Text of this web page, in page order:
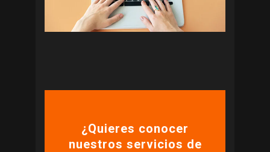
¿Quieres conocer
nuestros servicios de